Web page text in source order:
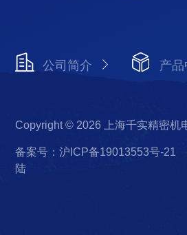
公司简介 产
Copyright © 2026 上海千实精密机
备案号：沪ICP备19013553号-21
陆